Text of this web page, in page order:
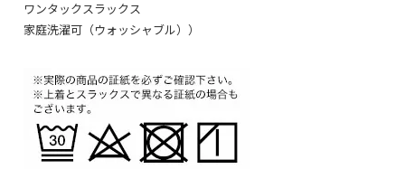
ワンタックスラックス
家庭洗濯可（ウォッシャブル））